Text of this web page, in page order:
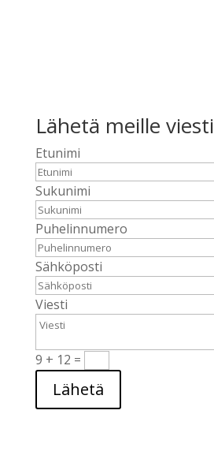
Lähetä meille viesti
Etunimi
Sukunimi
Puhelinnumero
Sähköposti
Viesti
9 + 12 =
Lähetä